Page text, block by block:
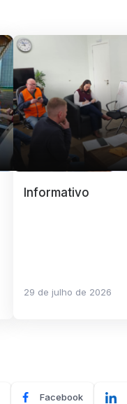
Informativo
29 de julho de 2026
Facebook